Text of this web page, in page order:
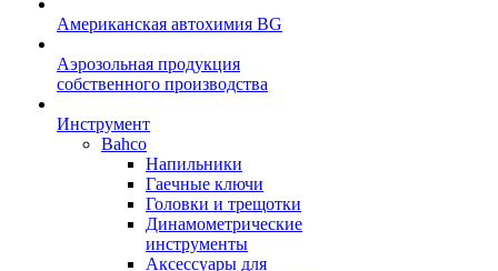
Американская автохимия BG
Аэрозольная продукция
собственного производства
Инструмент
Bahco
Напильники
Гаечные ключи
Головки и трещотки
Динамометрические
инструменты
Аксессуары для